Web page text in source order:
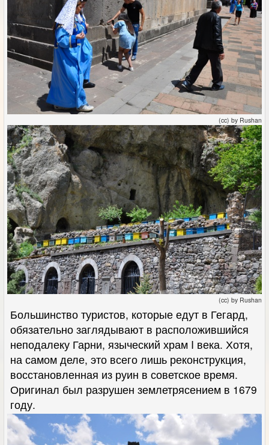
(cc) by Rushan
(cc) by Rushan
Большинство туристов, которые едут в Гегард,
обязательно заглядывают в расположившийся
неподалеку Гарни, языческий храм I века. Хотя,
на самом деле, это всего лишь реконструкция,
восстановленная из руин в советское время.
Оригинал был разрушен землетрясением в 1679
году.